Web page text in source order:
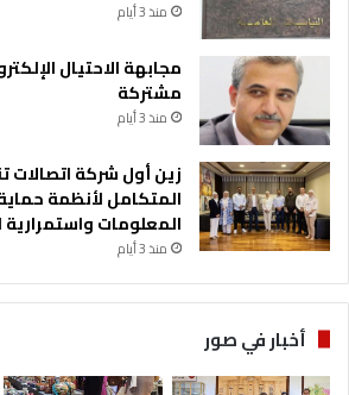
منذ 3 أيام
مجابهة الاحتيال
مشتركة
منذ 3 أيام
زين أول شركة اتصالات
المتكامل لأنظمة
المعلومات واستمرارية
منذ 3 أيام
أخبار في صور